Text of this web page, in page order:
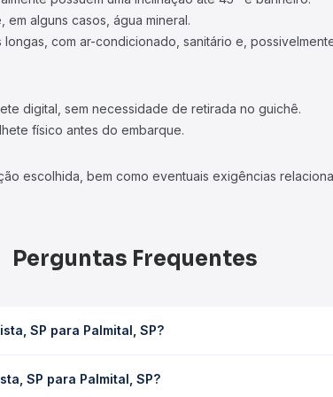
alguns casos, água mineral.
com ar-condicionado, sanitário e,
digital, sem necessidade de retirada no guichê.
físico antes do embarque.
escolhida, bem como eventuais exigências
Perguntas Frequentes
SP para Palmital, SP?
os horários disponíveis e vê a duração exata de
SP para Palmital, SP?